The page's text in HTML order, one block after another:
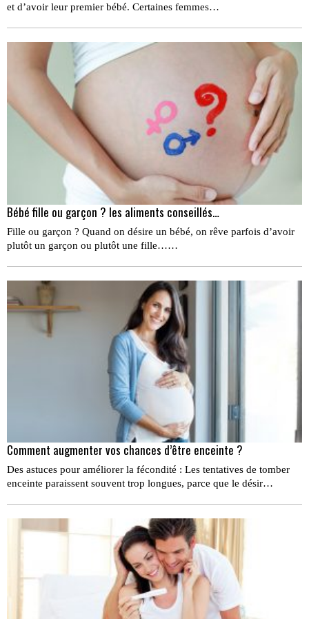
et d’avoir leur premier bébé. Certaines femmes…
Bébé fille ou garçon ? les aliments conseillés…
Fille ou garçon ? Quand on désire un bébé, on rêve parfois d’avoir
plutôt un garçon ou plutôt une fille……
Comment augmenter vos chances d’être enceinte ?
Des astuces pour améliorer la fécondité : Les tentatives de tomber
enceinte paraissent souvent trop longues, parce que le désir…